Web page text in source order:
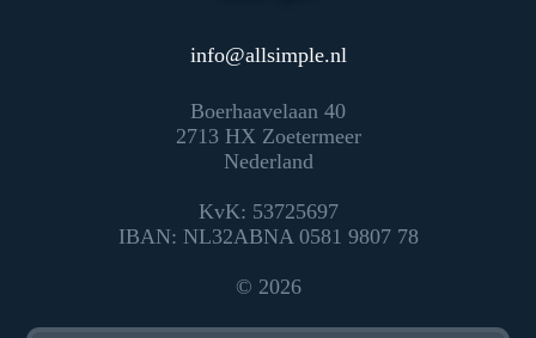
info@allsimple.nl
Boerhaavelaan 40
2713 HX Zoetermeer
Nederland
KvK: 53725697
IBAN: NL32ABNA 0581 9807 78
© 2026